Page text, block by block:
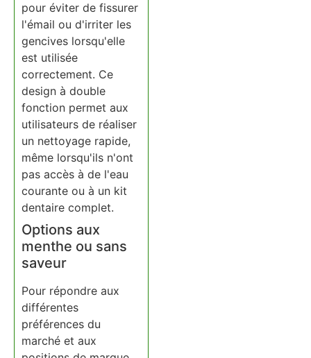
pour éviter de fissurer
l'émail ou d'irriter les
gencives lorsqu'elle
est utilisée
correctement. Ce
design à double
fonction permet aux
utilisateurs de réaliser
un nettoyage rapide,
même lorsqu'ils n'ont
pas accès à de l'eau
courante ou à un kit
dentaire complet.
Options aux
menthe ou sans
saveur
Pour répondre aux
différentes
préférences du
marché et aux